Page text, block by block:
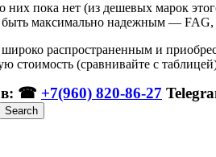
них пока нет (из дешевых марок
максимально надежным —
распространенным и
стоимость (сравнивайте с
☎ +7(960) 820-86-27